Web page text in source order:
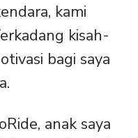
kami
kisah-
bagi saya
anak saya